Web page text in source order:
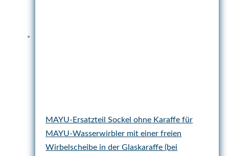
MAYU-Ersatzteil Sockel ohne Karaffe für
MAYU-Wasserwirbler mit einer freien
Wirbelscheibe in der Glaskaraffe (bei